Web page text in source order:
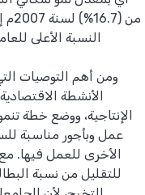
ومن أهم التوصيات
الأنشطة
الإنتاجية، ووضع خطة
عمل وبأجور مناسبة
الأخرى للعمل فيها.
للتقليل من نسبة